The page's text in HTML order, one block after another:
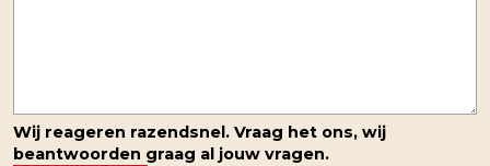
Wij reageren razendsnel. Vraag het ons, wij
beantwoorden graag al jouw vragen.